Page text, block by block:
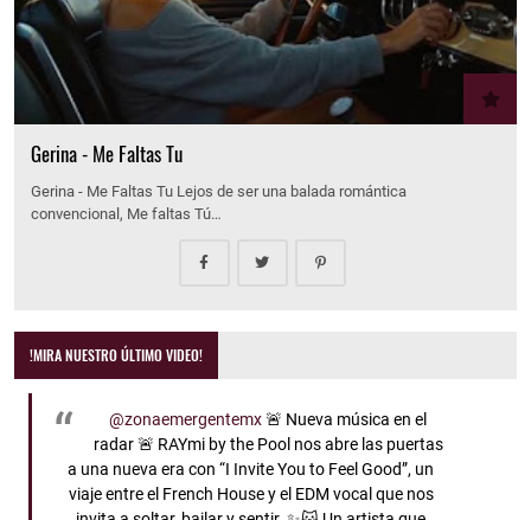
Gerina - Me Faltas Tu
Gerina - Me Faltas Tu Lejos de ser una balada romántica
convencional, Me faltas Tú…
!MIRA NUESTRO ÚLTIMO VIDEO!
@zonaemergentemx🚨 Nueva música en el
radar 🚨 RAYmi by the Pool nos abre las puertas
a una nueva era con “I Invite You to Feel Good”, un
viaje entre el French House y el EDM vocal que nos